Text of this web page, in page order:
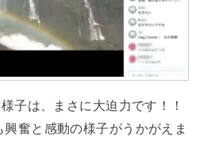
子は、まさに大迫力です！！
奮と感動の様子がうかがえま